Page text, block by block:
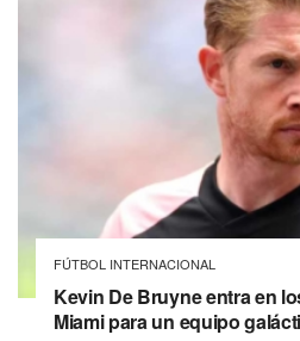
FÚTBOL INTERNACIONAL
Kevin De Bruyne entra en
Miami para un equipo